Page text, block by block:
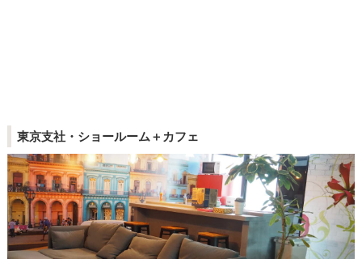
東京支社・ショールーム＋カフェ